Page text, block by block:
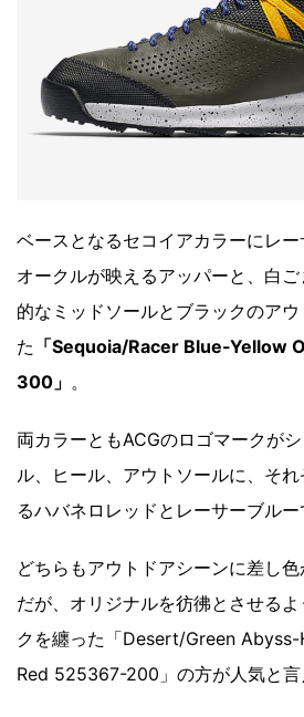
ベースとなるセコイアカラーにレ
オークルが映えるアッパーと、白
的なミッドソールとブラックのア
た 「Sequoia/Racer Blue-Yellow
300」 。
両カラーともACGのロゴマークが
ル、ヒール、アウトソールに、そ
るハバネロレッドとレーサーブルー
どちらもアウトドアシーンに差し
だが、オリジナルを彷彿とさせる
クを纏った「Desert/Green
Red 525367-200」の方が人気と言